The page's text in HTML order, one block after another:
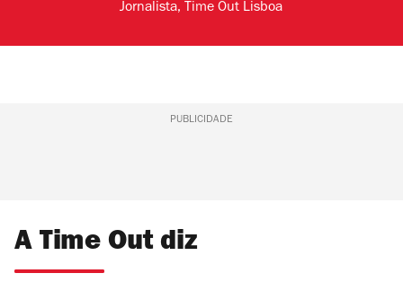
Jornalista, Time Out Lisboa
PUBLICIDADE
A Time Out diz